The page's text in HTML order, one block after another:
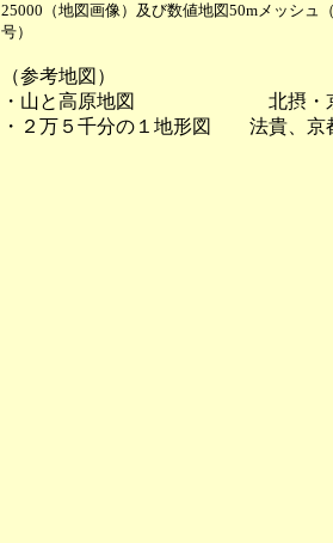
25000（地図画像）及び数値地図50mメッシ
号）
（参考地図）
・山と高原地図 北摂・京
・２万５千分の１地形図 法貴、京